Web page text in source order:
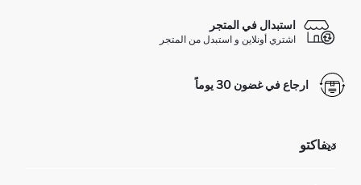
استبدال في المتجر
اشتري أونلاين و استبدل من المتجر
ارجاع في غضون 30 يوماً
ديفاكتو